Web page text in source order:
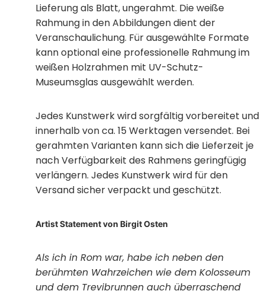
Lieferung als Blatt, ungerahmt. Die weiße
Rahmung in den Abbildungen dient der
Veranschaulichung. Für ausgewählte Formate
kann optional eine professionelle Rahmung im
weißen Holzrahmen mit UV-Schutz-
Museumsglas ausgewählt werden.
Jedes Kunstwerk wird sorgfältig vorbereitet und
innerhalb von ca. 15 Werktagen versendet. Bei
gerahmten Varianten kann sich die Lieferzeit je
nach Verfügbarkeit des Rahmens geringfügig
verlängern. Jedes Kunstwerk wird für den
Versand sicher verpackt und geschützt.
Artist Statement von Birgit Osten
Als ich in Rom war, habe ich neben den
berühmten Wahrzeichen wie dem Kolosseum
und dem Trevibrunnen auch überraschend